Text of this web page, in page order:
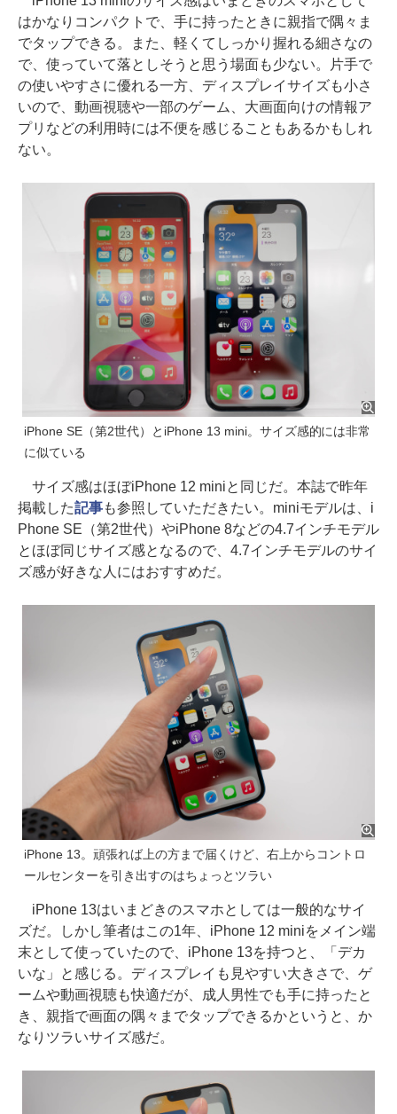
はかなりコンパクトで、手に持ったときに親指で隅々ま
でタップできる。また、軽くてしっかり握れる細さなの
で、使っていて落としそうと思う場面も少ない。片手で
の使いやすさに優れる一方、ディスプレイサイズも小さ
いので、動画視聴や一部のゲーム、大画面向けの情報ア
プリなどの利用時には不便を感じることもあるかもしれ
ない。
iPhone SE（第2世代）とiPhone 13 mini。サイズ感的には非常
に似ている
サイズ感はほぼiPhone 12 miniと同じだ。本誌で昨年
掲載した記事も参照していただきたい。miniモデルは、i
Phone SE（第2世代）やiPhone 8などの4.7インチモデル
とほぼ同じサイズ感となるので、4.7インチモデルのサイ
ズ感が好きな人にはおすすめだ。
iPhone 13。頑張れば上の方まで届くけど、右上からコントロ
ールセンターを引き出すのはちょっとツラい
iPhone 13はいまどきのスマホとしては一般的なサイ
ズだ。しかし筆者はこの1年、iPhone 12 miniをメイン端
末として使っていたので、iPhone 13を持つと、「デカ
いな」と感じる。ディスプレイも見やすい大きさで、ゲ
ームや動画視聴も快適だが、成人男性でも手に持ったと
き、親指で画面の隅々までタップできるかというと、か
なりツラいサイズ感だ。